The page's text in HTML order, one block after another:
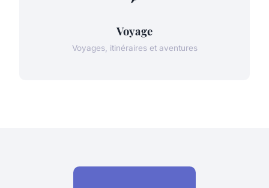
Voyage
Voyages, itinéraires et aventures